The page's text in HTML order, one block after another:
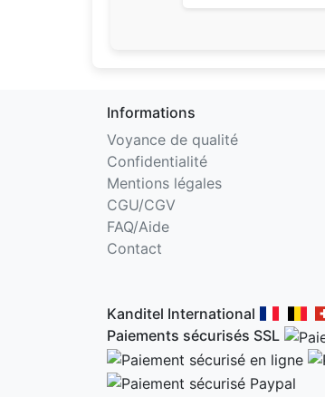
Informations
Voyance de qualité
Confidentialité
Mentions légales
CGU/CGV
FAQ/Aide
Contact
Kanditel International
Paiements sécurisés SSL